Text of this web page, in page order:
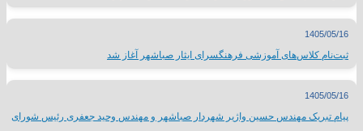
1405/05/16
ثبت‌نام کلاس‌های آموزشی فرهنگسرای ایثار صباشهر آغاز شد
1405/05/16
پیام تبریک مهندس حسین واژیر شهردار صباشهر و مهندس وحید جعفری رئیس شورای